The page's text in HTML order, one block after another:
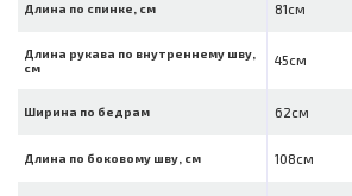
Длина по спинке, см 81см
Длина рукава по внутреннему шву,
см
45см
Ширина по бедрам 62см
Длина по боковому шву, см 108см